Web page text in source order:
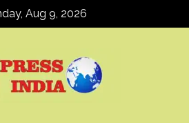
Aug 9, 2026